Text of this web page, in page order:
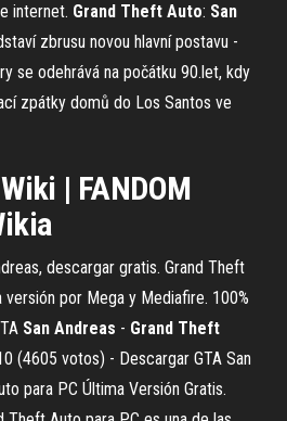
internet. Grand Theft Auto: San
zbrusu novou hlavní postavu -
se odehrává na počátku 90.let, kdy
zpátky domů do Los Santos ve
| FANDOM
descargar gratis. Grand Theft
versión por Mega y Mediafire. 100%
San Andreas - Grand Theft
(4605 votos) - Descargar GTA San
para PC Última Versión Gratis.